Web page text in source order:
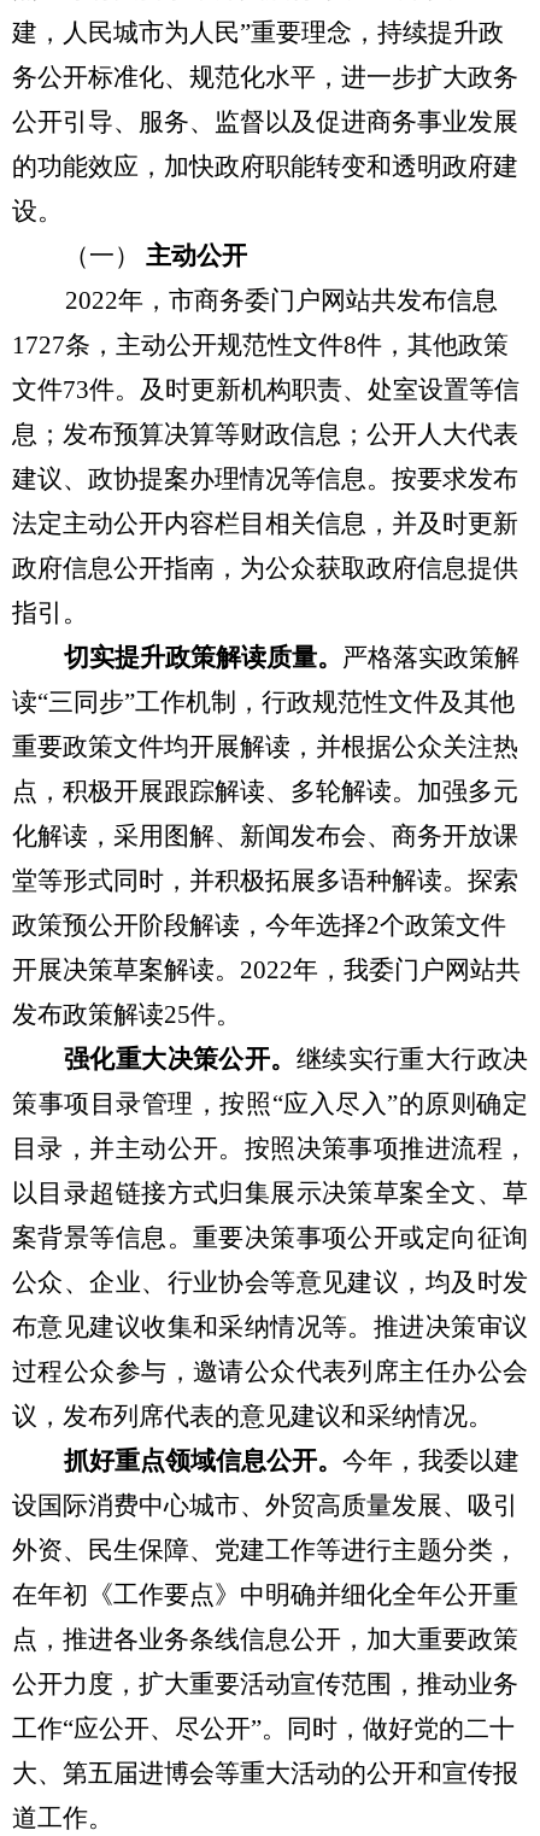
建，人民城市为人民”重要理念，持续提升政
务公开标准化、规范化水平，进一步扩大政务
公开引导、服务、监督以及促进商务事业发展
的功能效应，加快政府职能转变和透明政府建
设。
（一） 主动公开
2022年，市商务委门户网站共发布信息
1727条，主动公开规范性文件8件，其他政策
文件73件。及时更新机构职责、处室设置等信
息；发布预算决算等财政信息 ；公开人大代表
建议、政协提案办理情况等信息。 按要求发布
法定主动公开内容栏目相关信息，并及时更新
政府信息公开指南， 为公众获取政府信息提供
指引。
切实提升政策解读质量。 严格落实政策解
读“三同步”工作机制，行政规范性文件及其他
重要政策文件均开展解读 ，并根据公众关注热
点， 积极开展跟踪解读、多轮解读。 加强多元
化解读 ， 采用 图解、新闻发布会、 商务开放课
堂等形式同时， 并积极拓展多语种解读。 探索
政策预公开阶段解读， 今年选择2个政策文件
开展决策草案解读。 2022年，我委门户网站共
发布政策解读25件。
强化重大决策公开。 继续实行重大行政决
策事项目录管理，按照“应入尽入”的原则确定
目录 ，并主动公开。按照决策事项推进流程，
以目录超链接方式归集展示决策草案全文、 草
案背景等信息。 重要决策事项公开或定向征询
公众、企业、行业协会等意见建议，均及时发
布意见建议收集和采纳情况等。 推进决策审议
过程公众参与，邀请公众代表列席主任办公会
议， 发布列席代表的意见建议和采纳情况。
抓好重点领域信息公开。 今年，我委以建
设国际消费中心城市、外贸高质量发展、吸引
外资、民生保障、党建工作等进行主题分类，
在年初《工作要点》中明确并细化全年公开重
点， 推进各业务条线信息公开， 加大重要政策
公开力度，扩大重要活动宣传范围， 推动业务
工作“应公开、尽公开”。同时，做好党的二十
大、第五届进博会等重大活动的公开和宣传报
道工作。